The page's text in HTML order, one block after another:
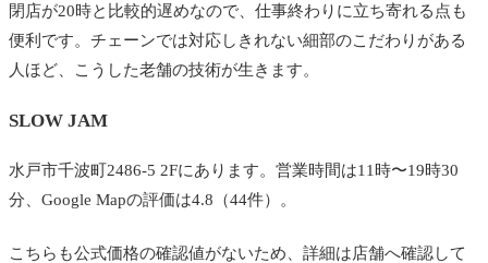
閉店が20時と比較的遅めなので、仕事終わりに立ち寄れる点も
便利です。チェーンでは対応しきれない細部のこだわりがある
人ほど、こうした老舗の技術が生きます。
SLOW JAM
水戸市千波町2486-5 2Fにあります。営業時間は11時〜19時30
分、Google Mapの評価は4.8（44件）。
こちらも公式価格の確認値がないため、詳細は店舗へ確認して